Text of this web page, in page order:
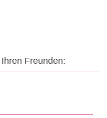
Freunden: